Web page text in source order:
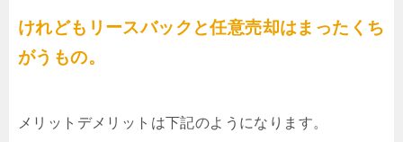
けれどもリースバックと任意売却はまったくち
がうもの。
メリットデメリットは下記のようになります。